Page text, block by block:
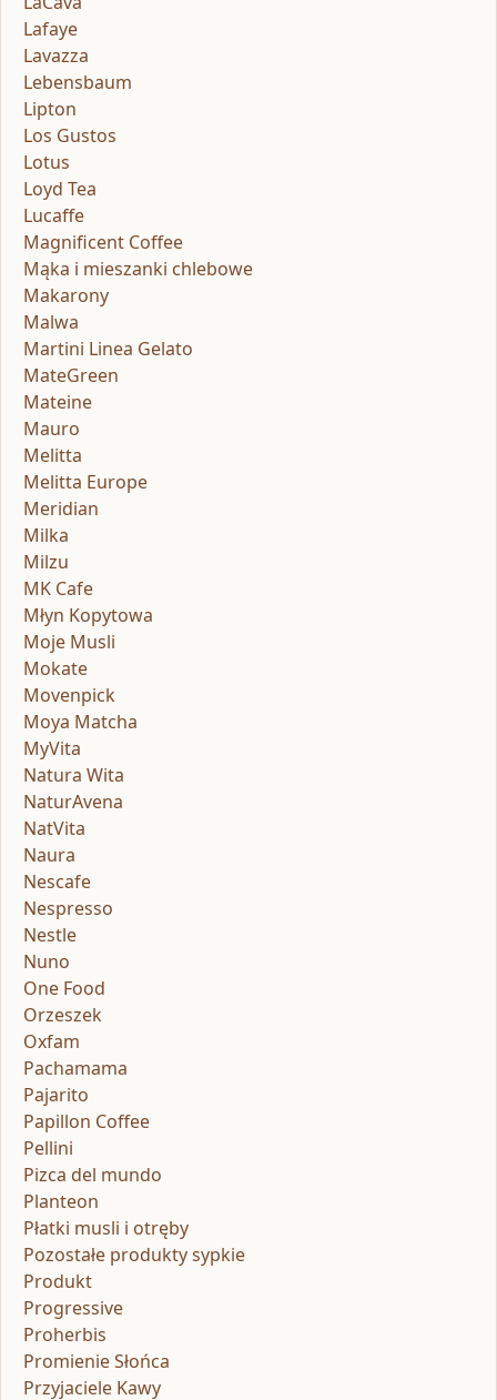
Lafaye
Lavazza
Lebensbaum
Lipton
Los Gustos
Lotus
Loyd Tea
Lucaffe
Magnificent Coffee
Mąka i mieszanki chlebowe
Makarony
Malwa
Martini Linea Gelato
MateGreen
Mateine
Mauro
Melitta
Melitta Europe
Meridian
Milka
Milzu
MK Cafe
Młyn Kopytowa
Moje Musli
Mokate
Movenpick
Moya Matcha
MyVita
Natura Wita
NaturAvena
NatVita
Naura
Nescafe
Nespresso
Nestle
Nuno
One Food
Orzeszek
Oxfam
Pachamama
Pajarito
Papillon Coffee
Pellini
Pizca del mundo
Planteon
Płatki musli i otręby
Pozostałe produkty sypkie
Produkt
Progressive
Proherbis
Promienie Słońca
Przyjaciele Kawy